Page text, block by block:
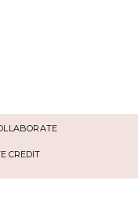
CREDIT